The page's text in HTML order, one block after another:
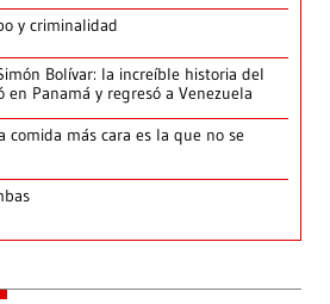
y criminalidad
Bolívar: la increíble historia del
en Panamá y regresó a Venezuela
comida más cara es la que no se